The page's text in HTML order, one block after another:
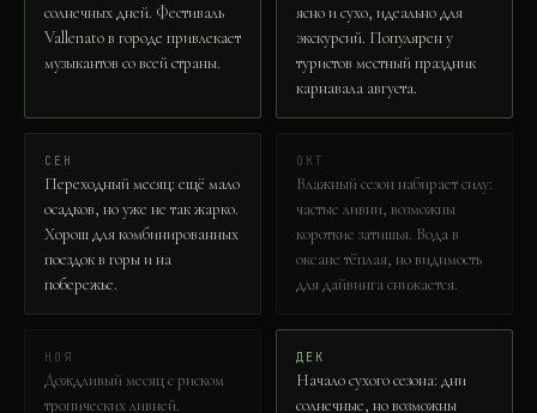
солнечных дней. Фестиваль
Vallenato в городе привлекает
музыкантов со всей страны.
ясно и сухо, идеально для
экскурсий. Популярен у
туристов местный праздник
карнавала августа.
СЕН
Переходный месяц: ещё мало
осадков, но уже не так жарко.
Хорош для комбинированных
поездок в горы и на
побережье.
ОКТ
Влажный сезон набирает силу:
частые ливни, возможны
короткие затишья. Вода в
океане тёплая, но видимость
для дайвинга снижается.
НОЯ
Дождливый месяц с риском
тропических ливней.
ДЕК
Начало сухого сезона: дни
солнечные, но возможны